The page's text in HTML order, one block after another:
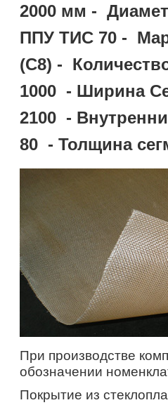
2000 мм -
ППУ ТИС 70 -
(С8) -
1000 - Ширина
2100 -
80 - Толщина
При производстве
обозначении
Покрытие из